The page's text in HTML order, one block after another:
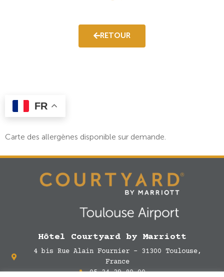
RETOUR
FR
Carte des allergènes disponible sur demande.
Hôtel Courtyard by Marriott
4 bis Rue Alain Fournier - 31300 Toulouse,
France
05 34 39 80 00